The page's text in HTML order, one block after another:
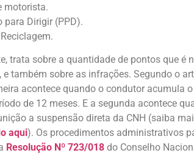
motorista.
para Dirigir (PPD).
trata sobre a quantidade de pontos que é
também sobre as infrações. Segundo o
acontece quando o condutor acumula
de 12 meses. E a segunda acontece
a suspensão direta da CNH (saiba
aqui). Os procedimentos administrativos
Resolução Nº 723/018 do Conselho